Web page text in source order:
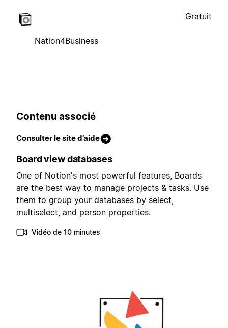
Nation4Business
Gratuit
Contenu associé
Consulter le site d’aide
Board view databases
One of Notion's most powerful features, Boards
are the best way to manage projects & tasks. Use
them to group your databases by select,
multiselect, and person properties.
Vidéo de 10 minutes